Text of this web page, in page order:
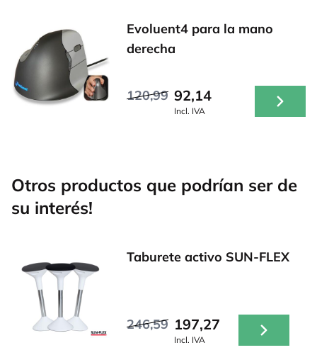
Evoluent4 para la mano
derecha
120,99 92,14
Incl. IVA
Otros productos que podrían ser de
su interés!
Taburete activo SUN-FLEX
246,59 197,27
Incl. IVA